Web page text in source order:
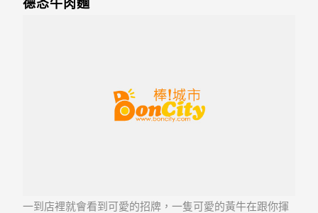
德忞牛肉麵
一到店裡就會看到可愛的招牌，一隻可愛的黃牛在跟你揮